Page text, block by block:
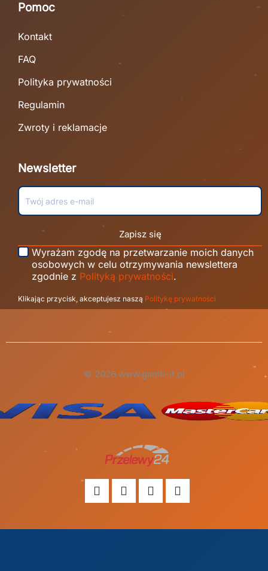
Pomoc
Kontakt
FAQ
Polityka prywatności
Regulamin
Zwroty i reklamacje
Newsletter
Zapisz się
Wyrażam zgodę na przetwarzanie moich danych
osobowych w celu otrzymywania newslettera
zgodnie z Polityką prywatności.
Klikając przycisk, akceptujesz naszą Politykę prywatności
© 2026 www.gamb-it.pl